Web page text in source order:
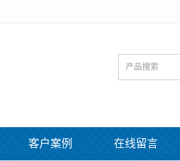
客户案例 在线留言